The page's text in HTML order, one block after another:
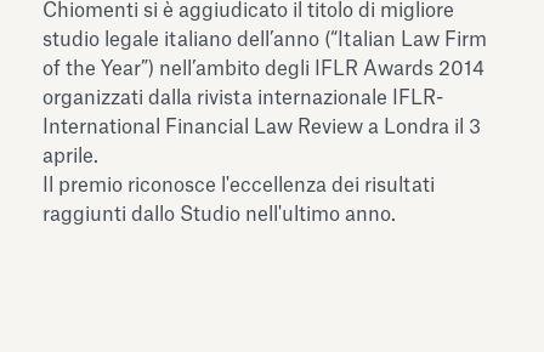
Fondazione Torlonia inaugura la
mostra Marmora Romana
ampliando gli spazi espositivi
dell’Antiquarium di Villa Albani
Torlonia
Leggi tutto
Chiomenti
EcoVadis
Chiomenti si è aggiudicato il titolo di migliore
studio legale italiano dell’anno (“Italian Law Firm
of the Year”) nell’ambito degli IFLR Awards 2014
organizzati dalla rivista internazionale IFLR-
International Financial Law Review a Londra il 3
aprile.
Il premio riconosce l'eccellenza dei risultati
raggiunti dallo Studio nell'ultimo anno.